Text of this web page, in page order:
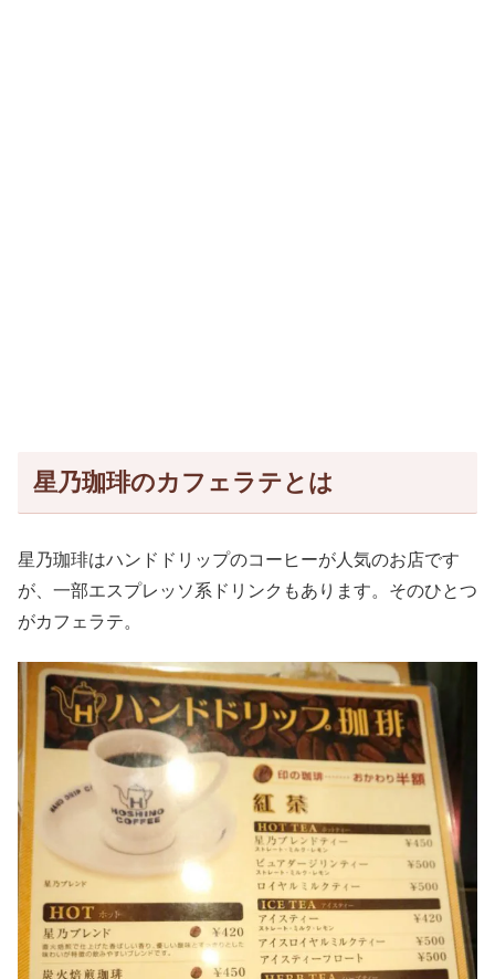
星乃珈琲のカフェラテとは
星乃珈琲はハンドドリップのコーヒーが人気のお店です
が、一部エスプレッソ系ドリンクもあります。そのひとつ
がカフェラテ。